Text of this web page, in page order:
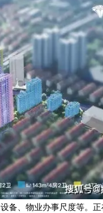
、物业办事尺度等。